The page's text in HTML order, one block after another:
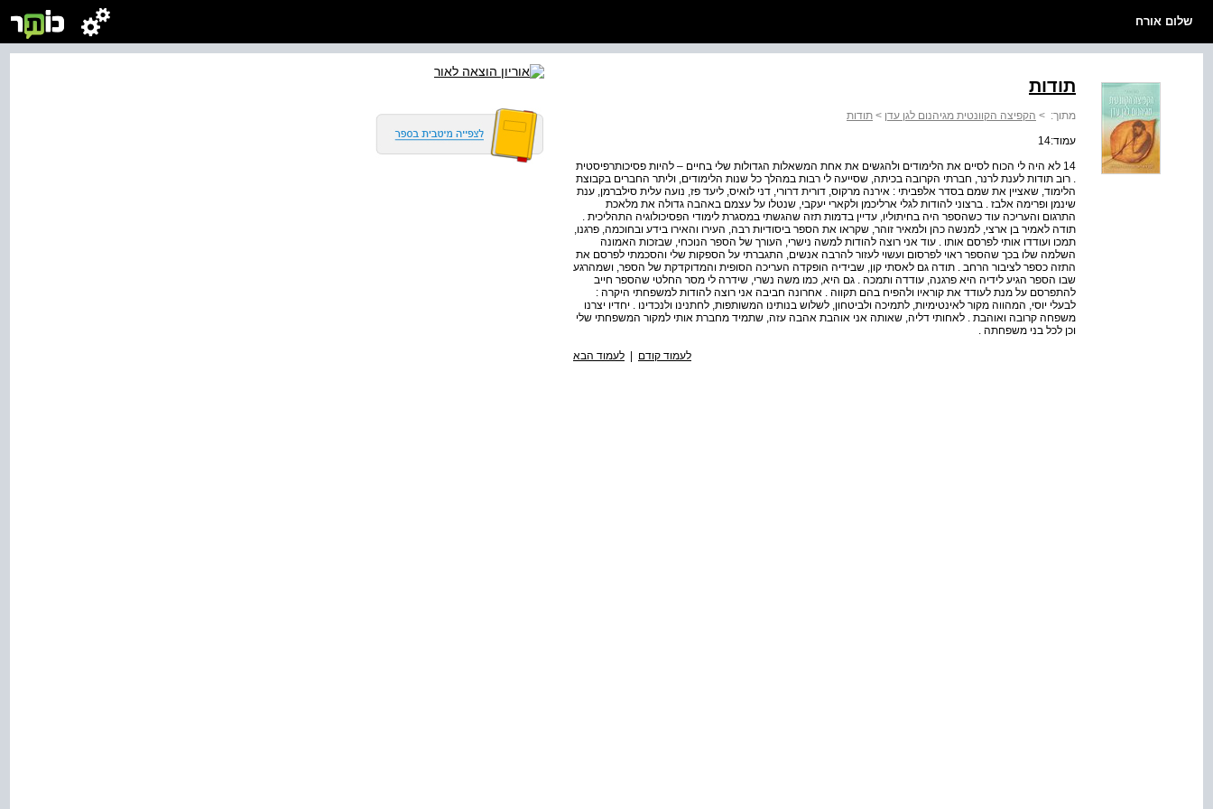
שלום אורח
תודות
מתוך: > הקפיצה הקוונטית מגיהנום לגן עדן > תודות
עמוד:14
14 לא היה לי הכוח לסיים את הלימודים ולהגשים את אחת המשאלות הגדולות שלי בחיים – להיות פסיכותרפיסטית
. רוב תודות לענת לרנר, חברתי הקרובה בכיתה, שסייעה לי רבות במהלך כל שנות הלימודים, וליתר החברים בקבוצת
הלימוד, שאציין את שמם בסדר אלפביתי : אירנה מרקוס, דורית דרורי, דני לואיס, ליעד פז, נועה עלית סילברמן, ענת
שינמן ופרימה אלבז . ברצוני להודות לגלי ארליכמן ולקארי יעקבי, שנטלו על עצמם באהבה גדולה את מלאכת
התרגום והעריכה עוד כשהספר היה בחיתוליו, עדיין בדמות תזה שהגשתי במסגרת לימודי הפסיכולוגיה התהליכית .
תודה לאמיר בן ארצי, למנשה כהן ולמאיר זוהר, שקראו את הספר ביסודיות רבה, העירו והאירו בידע ובחוכמה, פרגנו,
תמכו ועודדו אותי לפרסם אותו . עוד אני רוצה להודות למשה נישרי, העורך של הספר הנוכחי, שבזכות האמונה
השלמה שלו בכך שהספר ראוי לפרסום ועשוי לעזור להרבה אנשים, התגברתי על הספקות שלי והסכמתי לפרסם את
התזה כספר לציבור הרחב . תודה גם לאסתי קון, שבידיה הופקדה העריכה הסופית והמדוקדקת של הספר, ושמהרגע
שבו הספר הגיע לידיה היא פרגנה, עודדה ותמכה . גם היא, כמו משה נשרי, שידרה לי מסר החלטי שהספר חייב
להתפרסם על מנת לעודד את קוראיו ולהפיח בהם תקווה . אחרונה חביבה אני רוצה להודות למשפחתי היקרה :
לבעלי יוסי, המהווה מקור לאינטימיות, לתמיכה ולביטחון, לשלוש בנותינו המשותפות, לחתנינו ולנכדינו . יחדיו יצרנו
משפחה קרובה ואוהבת . לאחותי דליה, שאותה אני אוהבת אהבה עזה, שתמיד מחברת אותי למקור המשפחתי שלי
וכן לכל בני משפחתה .
לעמוד קודם | לעמוד הבא